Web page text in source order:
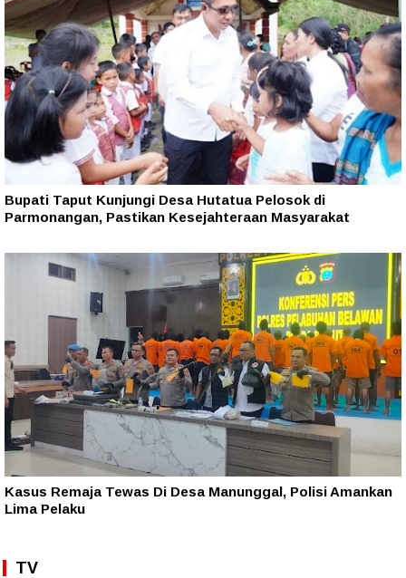
Bupati Taput Kunjungi Desa Hutatua Pelosok di
Parmonangan, Pastikan Kesejahteraan Masyarakat
Kasus Remaja Tewas Di Desa Manunggal, Polisi Amankan
Lima Pelaku
TV